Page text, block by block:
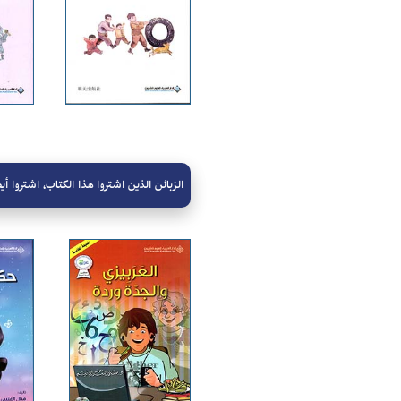
الزبائن الذين اشتروا هذا الكتاب، اشتروا